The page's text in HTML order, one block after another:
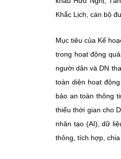
Khắc Lịch, cán bộ
Mục tiêu của Kế
trong hoạt động
người dân và DN
toàn diện hoạt
bảo an toàn thông
thiểu thời gian cho
nhân tạo (AI), dữ
thông, tích hợp, chia